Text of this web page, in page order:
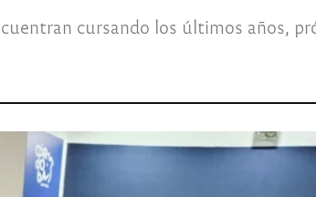
cursando los últimos años,